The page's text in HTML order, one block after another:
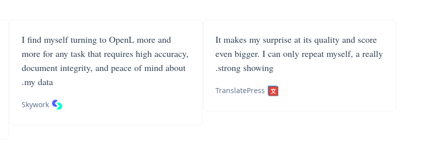
It makes my surprise at its quality and score
even bigger. I can only repeat myself, a really
strong showing.
TranslatePress
I find myself turning to OpenL more and
more for any task that requires high accuracy,
document integrity, and peace of mind about
my data.
Skywork